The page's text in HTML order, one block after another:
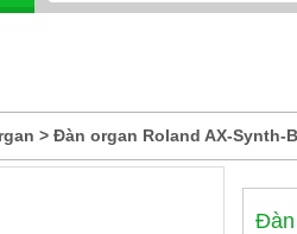
> Đàn organ Roland AX-Synth-
Đàn